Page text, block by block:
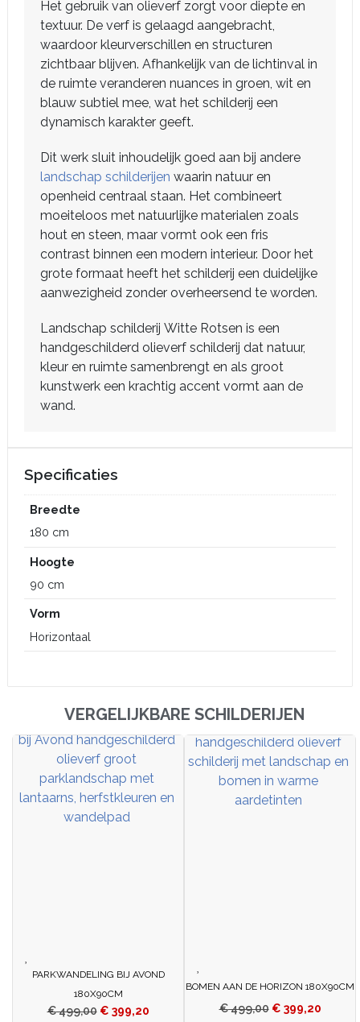
Het gebruik van olieverf zorgt voor diepte en
textuur. De verf is gelaagd aangebracht,
waardoor kleurverschillen en structuren
zichtbaar blijven. Afhankelijk van de lichtinval in
de ruimte veranderen nuances in groen, wit en
blauw subtiel mee, wat het schilderij een
dynamisch karakter geeft.
Dit werk sluit inhoudelijk goed aan bij andere
landschap schilderijen waarin natuur en
openheid centraal staan. Het combineert
moeiteloos met natuurlijke materialen zoals
hout en steen, maar vormt ook een fris
contrast binnen een modern interieur. Door het
grote formaat heeft het schilderij een duidelijke
aanwezigheid zonder overheersend te worden.
Landschap schilderij Witte Rotsen is een
handgeschilderd olieverf schilderij dat natuur,
kleur en ruimte samenbrengt en als groot
kunstwerk een krachtig accent vormt aan de
wand.
Specificaties
Breedte
180 cm
Hoogte
90 cm
Vorm
Horizontaal
VERGELIJKBARE SCHILDERIJEN
PARKWANDELING BIJ AVOND
180X90CM
€499,00 € 399,20
BOMEN AAN DE HORIZON 180X90CM
€499,00 € 399,20